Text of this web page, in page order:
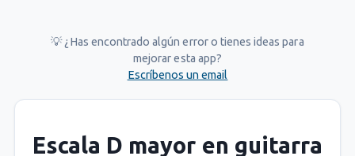
💡 ¿Has encontrado algún error o tienes ideas para
mejorar esta app?
Escríbenos un email
Escala D mayor en guitarra